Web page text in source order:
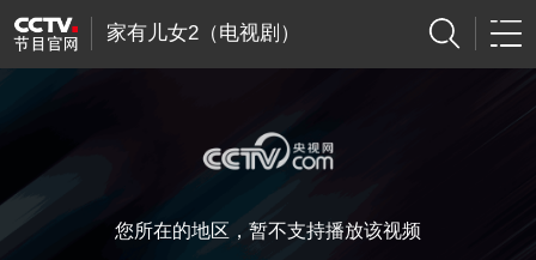
家有儿女2（电视剧）
您所在的地区，暂不支持播放该视频